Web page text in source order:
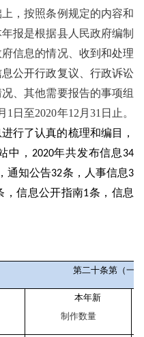
，按照条例规定的内容和
报是根据县人民政府编制
信息的情况、 收到和处理
公开行政复议、行政诉讼
、其他需要报告的事项组
1 日至2020年12 月 31 日止。
行了认真的梳理和编目，
中， 2020年共发布信息 34
通知公告32条，人事信息3
，信息公开指南1条，信息
第二十条第（一
本年新
制作数量